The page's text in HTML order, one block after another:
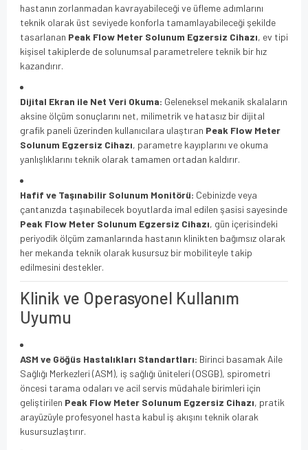
hastanın zorlanmadan kavrayabileceği ve üfleme adımlarını
teknik olarak üst seviyede konforla tamamlayabileceği şekilde
tasarlanan Peak Flow Meter Solunum Egzersiz Cihazı, ev tipi
kişisel takiplerde de solunumsal parametrelere teknik bir hız
kazandırır.
Dijital Ekran ile Net Veri Okuma: Geleneksel mekanik skalaların
aksine ölçüm sonuçlarını net, milimetrik ve hatasız bir dijital
grafik paneli üzerinden kullanıcılara ulaştıran Peak Flow Meter
Solunum Egzersiz Cihazı, parametre kayıplarını ve okuma
yanlışlıklarını teknik olarak tamamen ortadan kaldırır.
Hafif ve Taşınabilir Solunum Monitörü: Cebinizde veya
çantanızda taşınabilecek boyutlarda imal edilen şasisi sayesinde
Peak Flow Meter Solunum Egzersiz Cihazı, gün içerisindeki
periyodik ölçüm zamanlarında hastanın klinikten bağımsız olarak
her mekanda teknik olarak kusursuz bir mobiliteyle takip
edilmesini destekler.
Klinik ve Operasyonel Kullanım
Uyumu
ASM ve Göğüs Hastalıkları Standartları: Birinci basamak Aile
Sağlığı Merkezleri (ASM), iş sağlığı üniteleri (OSGB), spirometri
öncesi tarama odaları ve acil servis müdahale birimleri için
geliştirilen Peak Flow Meter Solunum Egzersiz Cihazı, pratik
arayüzüyle profesyonel hasta kabul iş akışını teknik olarak
kusursuzlaştırır.